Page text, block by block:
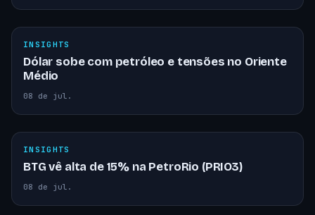
INSIGHTS
Dólar sobe com petróleo e tensões no Oriente
Médio
08 de jul.
INSIGHTS
BTG vê alta de 15% na PetroRio (PRIO3)
08 de jul.